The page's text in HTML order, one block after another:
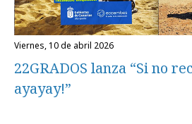
viernes, 10 de abril 2026
22GRADOS lanza “Si no
ayayay!”